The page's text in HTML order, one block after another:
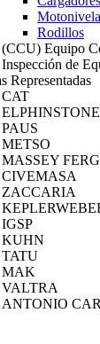
Rodillos
(CCU) Equipo
Inspección de
Representadas
CAT
ELPHINSTONE
PAUS
METSO
MASSEY
CIVEMASA
ZACCARIA
IGSP
KUHN
TATU
MAK
VALTRA
ANTONIO